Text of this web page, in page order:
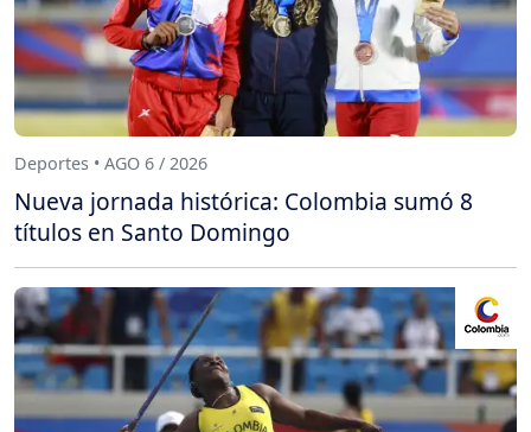
Deportes • AGO 6 / 2026
Nueva jornada histórica: Colombia sumó 8
títulos en Santo Domingo